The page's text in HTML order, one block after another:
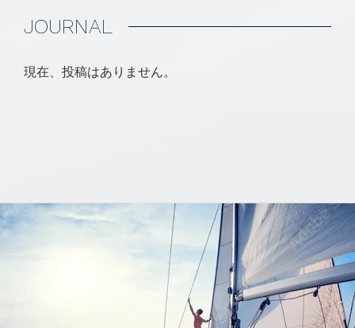
備えたオフィス空間を提案します。
中古ボートのマッチングプラットフォーム
ポート
詳しくはこちら
マッチングプラットフォームを運営するノウハウを活か
したシステム開発。ボート販売店向けの管理ツールな
ど、業界特化型のソリューション
詳しくはこちら
JOURNAL
現在、投稿はありません。